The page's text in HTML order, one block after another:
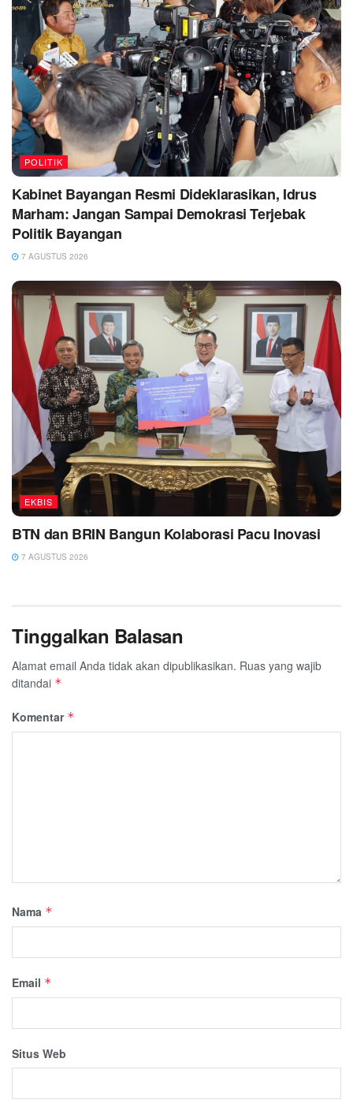
POLITIK
Kabinet Bayangan Resmi Dideklarasikan, Idrus
Marham: Jangan Sampai Demokrasi Terjebak
Politik Bayangan
7 AGUSTUS 2026
EKBIS
BTN dan BRIN Bangun Kolaborasi Pacu Inovasi
7 AGUSTUS 2026
Tinggalkan Balasan
Alamat email Anda tidak akan dipublikasikan. Ruas yang wajib
ditandai *
Komentar *
Nama *
Email *
Situs Web